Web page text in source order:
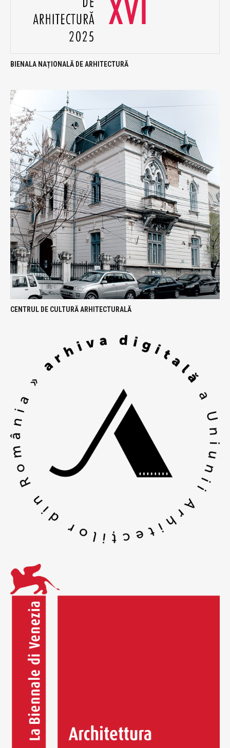
BIENALA NAȚIONALĂ DE ARHITECTURĂ
CENTRUL DE CULTURĂ ARHITECTURALĂ